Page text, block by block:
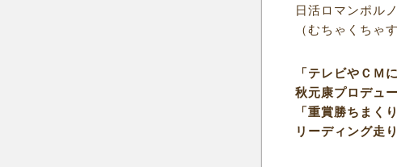
日活ロマンポル
（むちゃくちゃ
「テレビやＣＭ
秋元康プロデュ
「重賞勝ちまくり
リーディング走